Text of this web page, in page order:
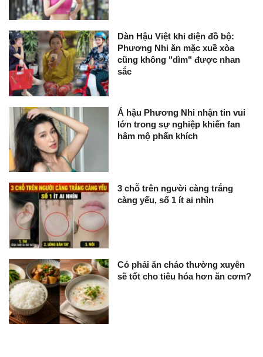
Dàn Hậu Việt khi diện đồ bộ:
Phương Nhi ăn mặc xuề xòa
cũng không "dìm" được nhan
sắc
Á hậu Phương Nhi nhận tin vui
lớn trong sự nghiệp khiến fan
hâm mộ phấn khích
3 chỗ trên người càng trắng
càng yếu, số 1 ít ai nhìn
Có phải ăn cháo thường xuyên
sẽ tốt cho tiêu hóa hơn ăn cơm?